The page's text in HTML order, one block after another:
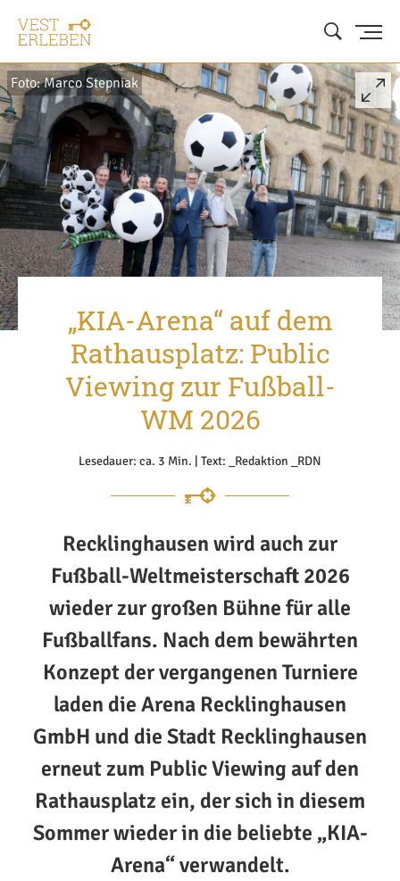
Foto: Marco Stepniak
„KIA-Arena“ auf dem
Rathausplatz: Public
Viewing zur Fußball-
WM 2026
Lesedauer: ca. 3 Min. | Text: _Redaktion _RDN
Recklinghausen wird auch zur
Fußball-Weltmeisterschaft 2026
wieder zur großen Bühne für alle
Fußballfans. Nach dem bewährten
Konzept der vergangenen Turniere
laden die Arena Recklinghausen
GmbH und die Stadt Recklinghausen
erneut zum Public Viewing auf den
Rathausplatz ein, der sich in diesem
Sommer wieder in die beliebte „KIA-
Arena“ verwandelt.